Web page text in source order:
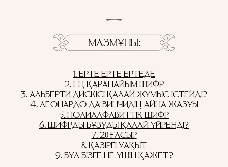
МАЗМҰНЫ
1. ЕРТЕ ЕРТЕ ЕРТЕДЕ
2. ЕҢ ҚАРАПАЙЫМ ШИФР
3. АЛЬБЕРТИ ДИСКІСІ ҚАЛАЙ ЖҰМЫС ІСТЕЙДІ?
4. ЛЕОНАРДО ДА ВИНЧИДІҢ АЙНА ЖАЗУЫ
5. ПОЛИАЛФАВИТТІК ШИФР
6. ШИФРДЫ БҰЗУДЫ ҚАЛАЙ ҮЙРЕНДІ?
7. 20-ҒАСЫР
8. ҚАЗІРГІ УАҚЫТ
9. БҰЛ БІЗГЕ НЕ ҮШІН ҚАЖЕТ?